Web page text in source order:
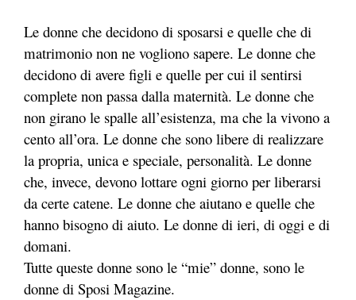
Le donne che decidono di sposarsi e quelle che di
matrimonio non ne vogliono sapere. Le donne che
decidono di avere figli e quelle per cui il sentirsi
complete non passa dalla maternità. Le donne che
non girano le spalle all’esistenza, ma che la vivono a
cento all’ora. Le donne che sono libere di realizzare
la propria, unica e speciale, personalità. Le donne
che, invece, devono lottare ogni giorno per liberarsi
da certe catene. Le donne che aiutano e quelle che
hanno bisogno di aiuto. Le donne di ieri, di oggi e di
domani.
Tutte queste donne sono le “mie” donne, sono le
donne di Sposi Magazine.